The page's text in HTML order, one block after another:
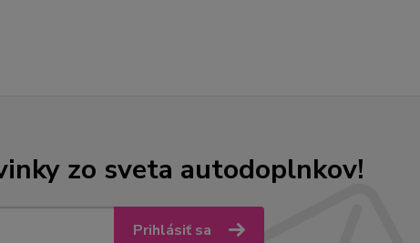
zo sveta autodoplnkov!
Prihlásiť sa